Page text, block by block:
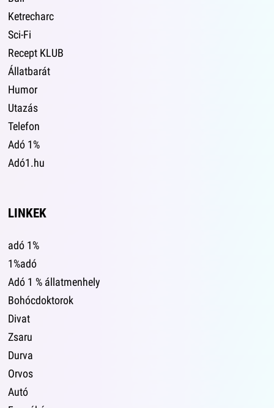
Ketrecharc
Sci-Fi
Recept KLUB
Állatbarát
Humor
Utazás
Telefon
Adó 1%
Adó1.hu
LINKEK
adó 1%
1%adó
Adó 1 % állatmenhely
Bohócdoktorok
Divat
Zsaru
Durva
Orvos
Autó